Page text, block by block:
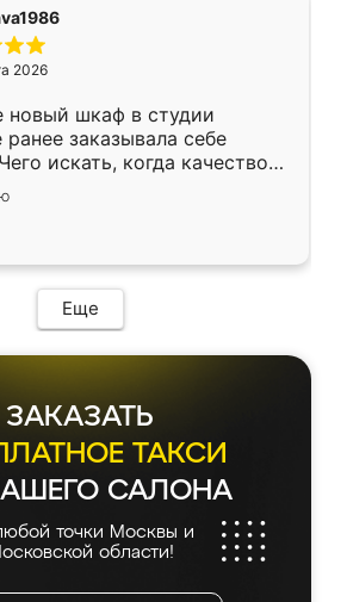
2026
новый шкаф в студии
ранее заказывала себе
искать, когда качеством
Служит кухня уже почти
нет.
Еще
ЗАКАЗАТЬ
ТАКСИ
САЛОНА
точки Москвы и
области!